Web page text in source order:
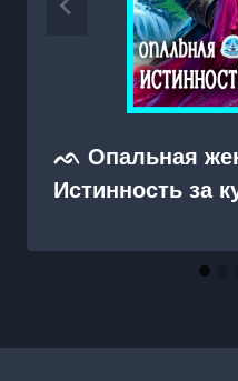
ᨒ Опальная
Истинность за